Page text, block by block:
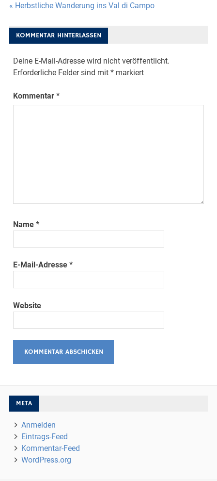
Beitragsnavigation
« Herbstliche Wanderung ins Val di Campo
KOMMENTAR HINTERLASSEN
Deine E-Mail-Adresse wird nicht veröffentlicht.
Erforderliche Felder sind mit* markiert
Kommentar*
Name*
E-Mail-Adresse*
Website
META
Anmelden
Eintrags-Feed
Kommentar-Feed
WordPress.org